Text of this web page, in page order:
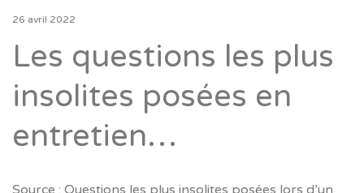
26 avril 2022
Les questions les plus
insolites posées en
entretien…
Source : Questions les plus insolites posées lors d’un